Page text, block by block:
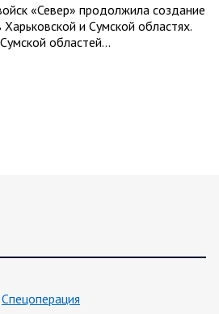
«Север» продолжила создание
и Сумской областях.
областей…
Спецоперация